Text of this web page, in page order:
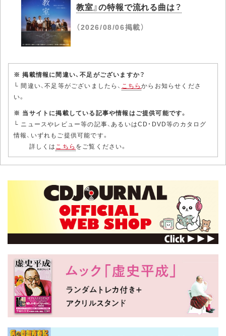
教室』の特報で流れる曲は？
（2026/08/06掲載）
※ 掲載情報に間違い、不足がございますか？
└ 間違い、不足等がございましたら、 こちらからお知らせくださ
い。
※ 当サイトに掲載している記事や情報はご提供可能です。
└ ニュースやレビュー等の記事、あるいはCD・DVD等のカタログ
情報、いずれもご提供可能です。
詳しくはこちら をご覧ください。